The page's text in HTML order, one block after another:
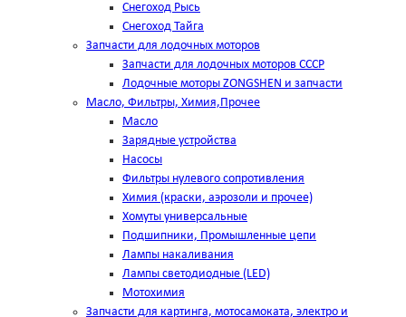
Снегоход Рысь
Снегоход Тайга
Запчасти для лодочных моторов
Запчасти для лодочных моторов СССР
Лодочные моторы ZONGSHEN и запчасти
Масло, Фильтры, Химия,Прочее
Масло
Зарядные устройства
Насосы
Фильтры нулевого сопротивления
Химия (краски, аэрозоли и прочее)
Хомуты универсальные
Подшипники, Промышленные цепи
Лампы накаливания
Лампы светодиодные (LED)
Мотохимия
Запчасти для картинга, мотосамоката, электро и